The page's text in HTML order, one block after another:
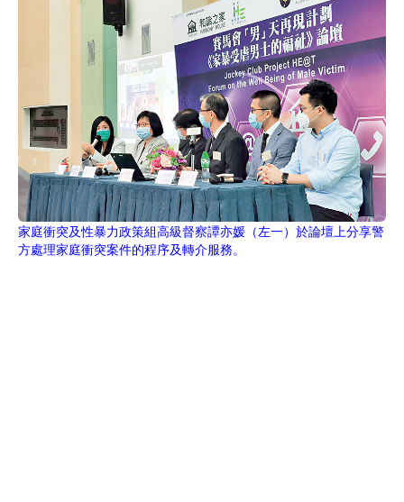
家庭衝突及性暴力政策組高級督察譚亦媛（左一）於論壇上分享警
方處理家庭衝突案件的程序及轉介服務。